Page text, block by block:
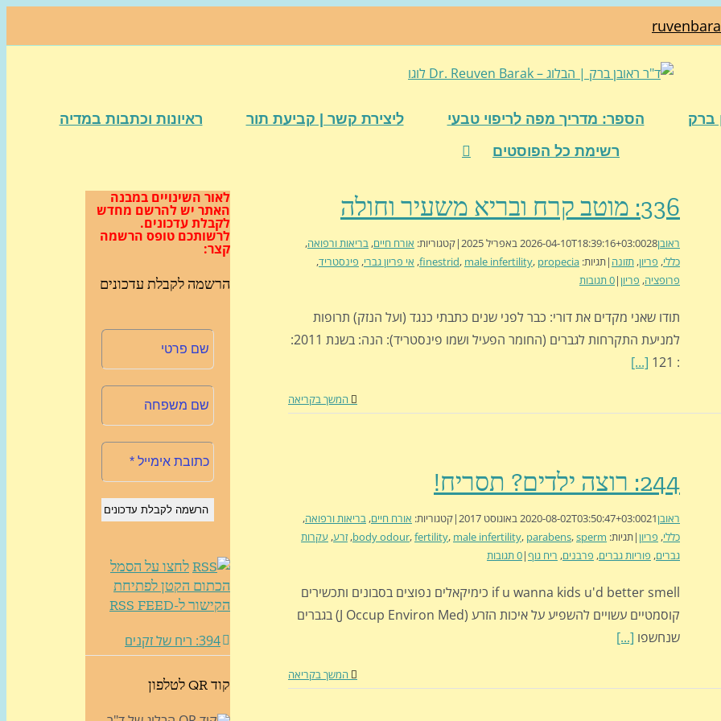
ברק הספר: מדריך מפה לריפוי טבעי ליצירת קשר | קביעת תור
ראיונות וכתבות במדיה
רשימת כל הפוסטים
336: מוטב קרח ובריא משעיר וחולה
ראובן 2026-04-10T18:39:16+03:0028 באפריל 2025 |קטגוריות: אורח חיים, בריאות ורפואה,
כללי, פריון, תזונה |תגיות: finestrid, male infertility, propecia
, אי פריון גברי, פינסטריד,
פרופציה, פריון|0 תגובות
תודו שאני מקדים את דורי: כבר לפני שנים כתבתי כנגד (ועל הנזק) תרופות
למניעת התקרחות לגברים (החומר הפעיל ושמו פינסטריד): הנה: בשנת 2011:
: 121
[...]
המשך בקריאה
244: רוצה ילדים? תסריח!
ראובן 2020-08-02T03:50:47+03:0021 באוגוסט 2017 |קטגוריות: אורח חיים, בריאות ורפואה,
כללי, פריון|תגיות: body odour,fertility, male infertility, parabens,sperm
,זרע, עקרות
גברים, פוריות גברים, פרבנים, ריח גוף|0 תגובות
if u wanna kids u'd better smell כימיקאלים נפוצים בסבונים ותכשירים
קוסמטיים עשויים להשפיע על איכות הזרע (J Occup Environ Med) בגברים
שנחשפו [...]
המשך בקריאה
לאור השינויים במבנה
האתר יש להרשם מחדש
לקבלת עדכונים.
לרשותכם טופס הרשמה
קצר:
הרשמה לקבלת עדכונים
לחצו על הסמל
הכתום הקטן לפתיחת
הקישור ל-RSS FEED
394: ריח של זקנים
קוד QR לטלפון